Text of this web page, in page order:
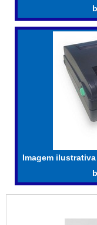
Imagem